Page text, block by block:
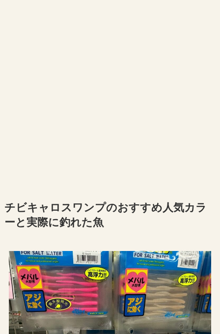
チビキャロスワンプのおすすめ人気カラ
ーと実際に釣れた魚